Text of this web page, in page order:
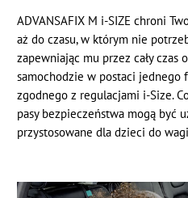
ADVANSAFIX M i-SIZE chroni
aż do czasu, w którym nie
zapewniając mu przez cały czas
samochodzie w postaci jednego
zgodnego z regulacjami i-Size.
pasy bezpieczeństwa mogą być
przystosowane dla dzieci do